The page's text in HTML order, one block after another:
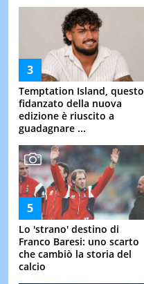
Temptation Island, questo
fidanzato della nuova
edizione è riuscito a
guadagnare ...
Lo 'strano' destino di
Franco Baresi: uno scarto
che cambiò la storia del
calcio